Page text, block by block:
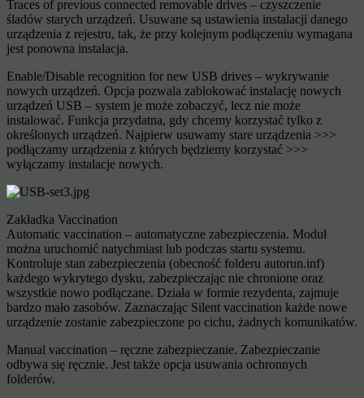
Traces of previous connected removable drives – czyszczenie
śladów starych urządzeń. Usuwane są ustawienia instalacji danego
urządzenia z rejestru, tak, że przy kolejnym podłączeniu wymagana
jest ponowna instalacja.
Enable/Disable recognition for new USB drives – wykrywanie
nowych urządzeń. Opcja pozwala zablokować instalację nowych
urządzeń USB – system je może zobaczyć, lecz nie może
instalować. Funkcja przydatna, gdy chcemy korzystać tylko z
określonych urządzeń. Najpierw usuwamy stare urządzenia >>>
podłączamy urządzenia z których będziemy korzystać >>>
wyłączamy instalacje nowych.
Zakładka Vaccination
Automatic vaccination – automatyczne zabezpieczenia. Moduł
można uruchomić natychmiast lub podczas startu systemu.
Kontroluje stan zabezpieczenia (obecność folderu autorun.inf)
każdego wykrytego dysku, zabezpieczając nie chronione oraz
wszystkie nowo podłączane. Działa w formie rezydenta, zajmuje
bardzo mało zasobów. Zaznaczając Silent vaccination każde nowe
urządzenie zostanie zabezpieczone po cichu, żadnych komunikatów.
Manual vaccination – ręczne zabezpieczanie. Zabezpieczanie
odbywa się ręcznie. Jest także opcja usuwania ochronnych
folderów.